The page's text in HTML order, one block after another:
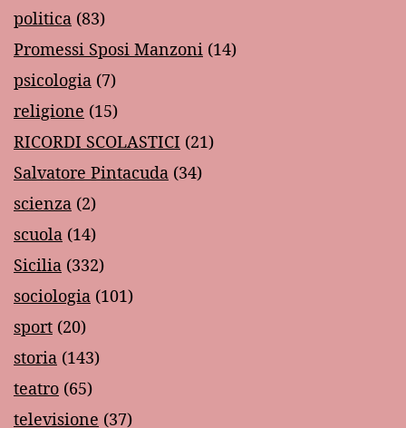
politica (83)
Promessi Sposi Manzoni (14)
psicologia (7)
religione (15)
RICORDI SCOLASTICI (21)
Salvatore Pintacuda (34)
scienza (2)
scuola (14)
Sicilia (332)
sociologia (101)
sport (20)
storia (143)
teatro (65)
televisione (37)